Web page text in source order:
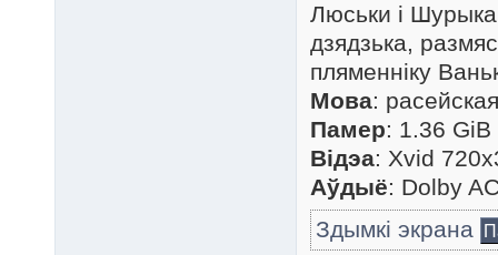
Люськи і
дзядзька,
пляменніку
Мова: расейская
Памер: 1.36 GiB
Відэа: Xvid
Аўдыё: Dolby
Здымкі экрана